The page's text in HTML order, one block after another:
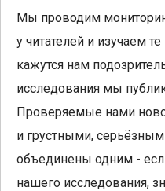
Мы проводим
у читателей и изучаем
кажутся нам
исследования мы
Проверяемые нами
и грустными,
объединены одним -
нашего исследования,